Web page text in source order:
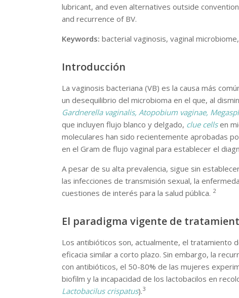
lubricant, and even alternatives outside
and recurrence of BV.
Keywords: bacterial vaginosis, vaginal
Introducción
La vaginosis bacteriana (VB) es la causa más
un desequilibrio del microbioma en el que, al
Gardnerella vaginalis, Atopobium vaginae,
que incluyen flujo blanco y delgado, clue cellsen
moleculares han sido recientemente aprobadas
en el Gram de flujo vaginal para establecer el
A pesar de su alta prevalencia, sigue sin
las infecciones de transmisión sexual, la
cuestiones de interés para la salud pública. 2
El paradigma vigente de
Los antibióticos son, actualmente, el tratamiento
eficacia similar a corto plazo. Sin embargo, la
con antibióticos, el 50-80% de las mujeres
biofilm y la incapacidad de los lactobacilos en
Lactobacilus crispatus).3